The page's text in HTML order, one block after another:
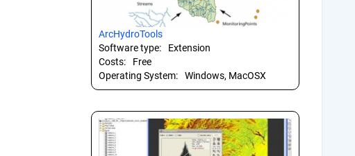
ArcHydroTools
Software type:
Extension
Costs:
Free
Operating System:
Windows, MacOSX